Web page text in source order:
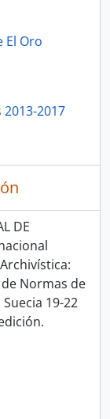
El Oro
2017
DE
Normas de
19-22